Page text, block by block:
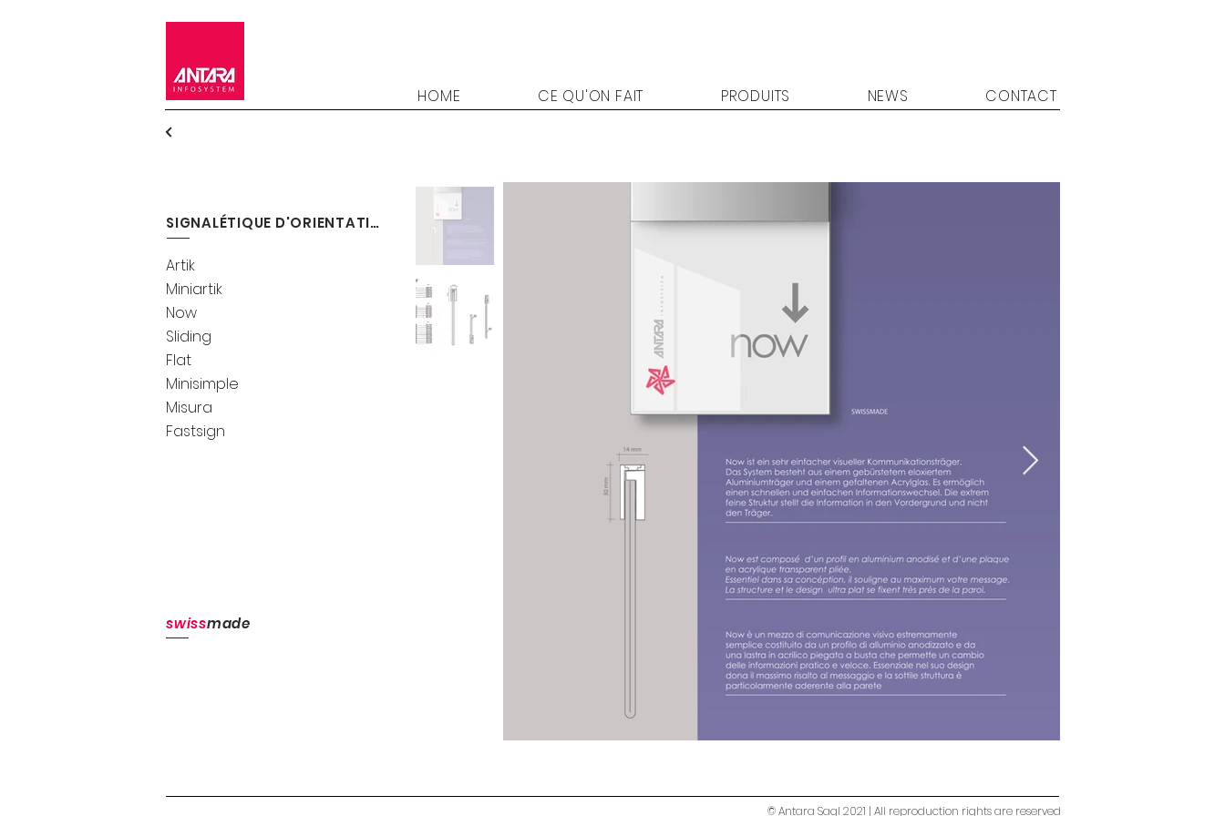
HOME CE QU'ON FAIT PRODUITS NEWS CONTACT
SIGNALÉTIQUE D'ORIENTATION
Artik
Miniartik
Now
Sliding
Flat
Minisimple
Misura
Fastsign
swissmade
© Antara Sagl 2021 | All reproduction rights are reserved